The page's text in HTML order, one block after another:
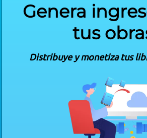
Genera
tus
Distribuye y monetiza tus